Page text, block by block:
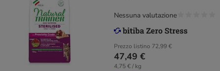
Prezzo listino 72,99 €
47,49 €
4,75 € / kg
Nessuna valutazione